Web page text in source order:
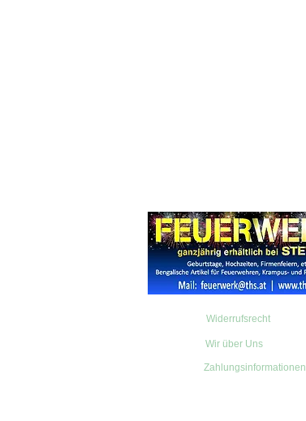
Widerrufsrecht
Wir über Uns
Zahlungsinformationen